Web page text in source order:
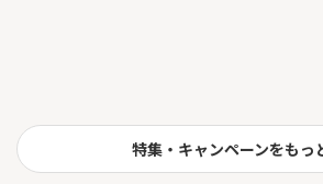
特集・キャンペーンをもっ